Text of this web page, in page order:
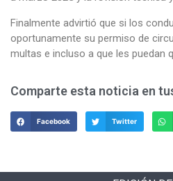
Finalmente advirtió que si los
oportunamente su permiso de
multas e incluso a que les puedan
Comparte esta noticia en
Facebook Twitter